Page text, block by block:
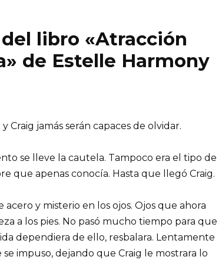
libro «Atracción
de Estelle Harmony
jamás serán capaces de olvidar.
se lleve la cautela. Tampoco era el tipo de
que apenas conocía. Hasta que llegó Craig.
y misterio en los ojos. Ojos que ahora
a los pies. No pasó mucho tiempo para que
dependiera de ello, resbalara. Lentamente
impuso, dejando que Craig le mostrara lo